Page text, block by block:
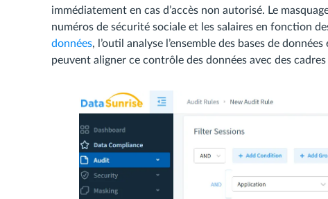
immédiatement en cas d’accès non autorisé. Le
numéros de sécurité sociale et les salaires en fonction
données, l’outil analyse l’ensemble des bases de
peuvent aligner ce contrôle des données avec des